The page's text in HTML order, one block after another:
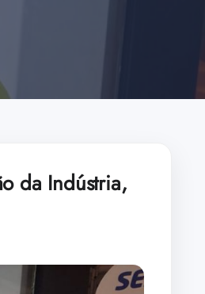
da Indústria,